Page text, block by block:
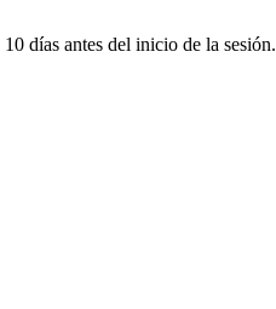
días antes del inicio de la sesión.